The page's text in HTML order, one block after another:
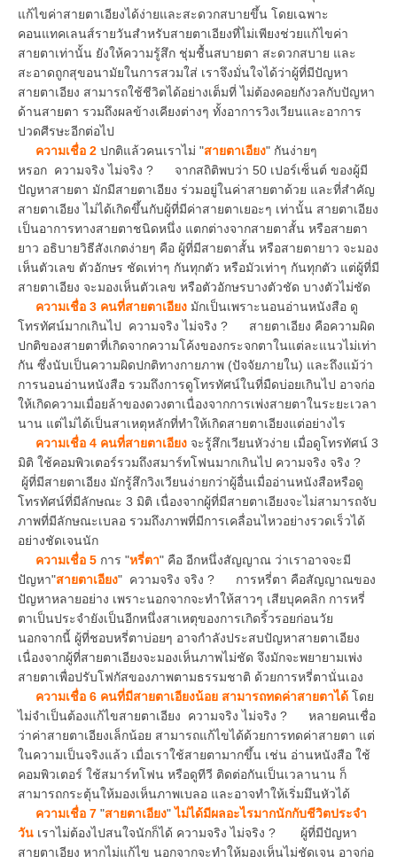
แก้ไขค่าสายตาเอียงได้ง่ายและสะดวกสบายขึ้น โดยเฉพาะ
คอนแทคเลนส์รายวันสำหรับสายตาเอียงที่ไม่เพียงช่วยแก้ไขค่า
สายตาเท่านั้น ยังให้ความรู้สึก ชุ่มชื้นสบายตา สะดวกสบาย และ
สะอาดถูกสุขอนามัยในการสวมใส่ เราจึงมั่นใจได้ว่าผู้ที่มีปัญหา
สายตาเอียง สามารถใช้ชีวิตได้อย่างเต็มที่ ไม่ต้องคอยกังวลกับปัญหา
ด้านสายตา รวมถึงผลข้างเคียงต่างๆ ทั้งอาการวิงเวียนและอาการ
ปวดศีรษะอีกต่อไป
ความเชื่อ 2 ปกติแล้วคนเราไม่ "สายตาเอียง" กันง่ายๆ
หรอก ความจริง ไม่จริง ? จากสถิติพบว่า 50 เปอร์เซ็นต์ ของผู้มี
ปัญหาสายตา มักมีสายตาเอียง ร่วมอยู่ในค่าสายตาด้วย และที่สำคัญ
สายตาเอียง ไม่ได้เกิดขึ้นกับผู้ที่มีค่าสายตาเยอะๆ เท่านั้น สายตาเอียง
เป็นอาการทางสายตาชนิดหนึ่ง แตกต่างจากสายตาสั้น หรือสายตา
ยาว อธิบายวิธีสังเกตง่ายๆ คือ ผู้ที่มีสายตาสั้น หรือสายตายาว จะมอง
เห็นตัวเลข ตัวอักษร ชัดเท่าๆ กันทุกตัว หรือมัวเท่าๆ กันทุกตัว แต่ผู้ที่มี
สายตาเอียง จะมองเห็นตัวเลข หรือตัวอักษรบางตัวชัด บางตัวไม่ชัด
ความเชื่อ 3 คนที่สายตาเอียง มักเป็นเพราะนอนอ่านหนังสือ ดู
โทรทัศน์มากเกินไป ความจริง ไม่จริง ? สายตาเอียง คือความผิด
ปกติของสายตาที่เกิดจากความโค้งของกระจกตาในแต่ละแนวไม่เท่า
กัน ซึ่งนับเป็นความผิดปกติทางกายภาพ (ปัจจัยภายใน) และถึงแม้ว่า
การนอนอ่านหนังสือ รวมถึงการดูโทรทัศน์ในที่มืดบ่อยเกินไป อาจก่อ
ให้เกิดความเมื่อยล้าของดวงตาเนื่องจากการเพ่งสายตาในระยะเวลา
นาน แต่ไม่ได้เป็นสาเหตุหลักที่ทำให้เกิดสายตาเอียงแต่อย่างไร
ความเชื่อ 4 คนที่สายตาเอียง จะรู้สึกเวียนหัวง่าย เมื่อดูโทรทัศน์ 3
มิติ ใช้คอมพิวเตอร์รวมถึงสมาร์ทโฟนมากเกินไป ความจริง จริง ?
ผู้ที่มีสายตาเอียง มักรู้สึกวิงเวียนง่ายกว่าผู้อื่นเมื่ออ่านหนังสือหรือดู
โทรทัศน์ที่มีลักษณะ 3 มิติ เนื่องจากผู้ที่มีสายตาเอียงจะไม่สามารถจับ
ภาพที่มีลักษณะเบลอ รวมถึงภาพที่มีการเคลื่อนไหวอย่างรวดเร็วได้
อย่างชัดเจนนัก
ความเชื่อ 5 การ "หรี่ตา" คือ อีกหนึ่งสัญญาณ ว่าเราอาจจะมี
ปัญหา"สายตาเอียง" ความจริง จริง ? การหรี่ตา คือสัญญาณของ
ปัญหาหลายอย่าง เพราะนอกจากจะทำให้สาวๆ เสียบุคคลิก การหรี่
ตาเป็นประจำยังเป็นอีกหนึ่งสาเหตุของการเกิดริ้วรอยก่อนวัย
นอกจากนี้ ผู้ที่ชอบหรี่ตาบ่อยๆ อาจกำลังประสบปัญหาสายตาเอียง
เนื่องจากผู้ที่สายตาเอียงจะมองเห็นภาพไม่ชัด จึงมักจะพยายามเพ่ง
สายตาเพื่อปรับโฟกัสของภาพตามธรรมชาติ ด้วยการหรี่ตานั่นเอง
ความเชื่อ 6 คนที่มีสายตาเอียงน้อย สามารถทดค่าสายตาได้ โดย
ไม่จำเป็นต้องแก้ไขสายตาเอียง ความจริง ไม่จริง ? หลายคนเชื่อ
ว่าค่าสายตาเอียงเล็กน้อย สามารถแก้ไขได้ด้วยการทดค่าสายตา แต่
ในความเป็นจริงแล้ว เมื่อเราใช้สายตามากขึ้น เช่น อ่านหนังสือ ใช้
คอมพิวเตอร์ ใช้สมาร์ทโฟน หรือดูทีวี ติดต่อกันเป็นเวลานาน ก็
สามารถกระตุ้นให้มองเห็นภาพเบลอ และอาจทำให้เริ่มมึนหัวได้
ความเชื่อ 7 "สายตาเอียง"ไม่ได้มีผลอะไรมากนักกับชีวิตประจำ
วัน เราไม่ต้องไปสนใจนักก็ได้ ความจริง ไม่จริง ? ผู้ที่มีปัญหา
สายตาเอียง หากไม่แก้ไข นอกจากจะทำให้มองเห็นไม่ชัดเจน อาจก่อ